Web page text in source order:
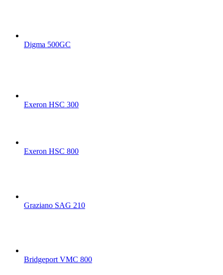
Digma 500GC
Exeron HSC 300
Exeron HSC 800
Graziano SAG 210
Bridgeport VMC 800